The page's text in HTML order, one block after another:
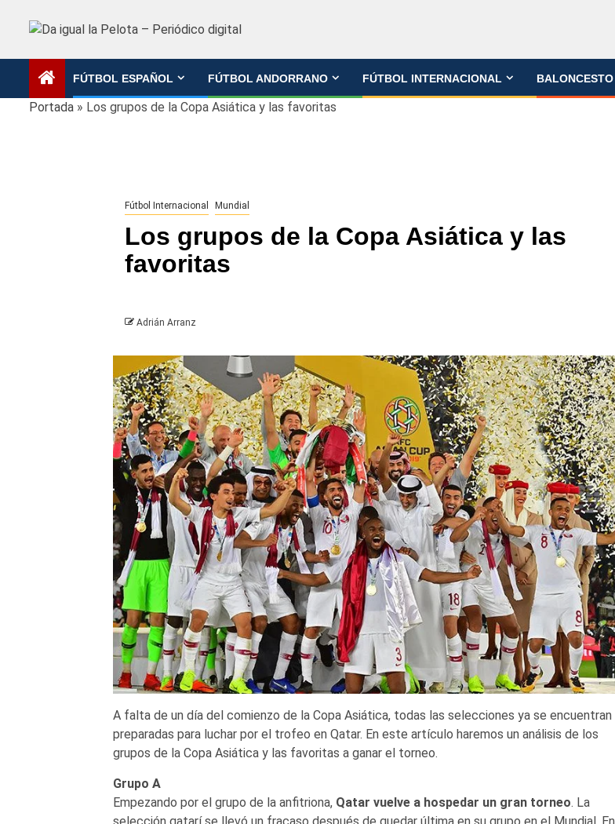
FÚTBOL ESPAÑOL FÚTBOL ANDORRANO FÚTBOL INTERNACIONAL BALONCESTO
Portada » Los grupos de la Copa Asiática y las favoritas
Fútbol Internacional Mundial
Los grupos de la Copa Asiática y las
favoritas
Adrián Arranz
A falta de un día del comienzo de la Copa Asiática, todas las selecciones ya se encuentran
preparadas para luchar por el trofeo en Qatar. En este artículo haremos un análisis de los
grupos de la Copa Asiática y las favoritas a ganar el torneo.
Grupo A
Empezando por el grupo de la anfitriona, Qatar vuelve a hospedar un gran torneo. La
selección qatarí se llevó un fracaso después de quedar última en su grupo en el Mundial. En